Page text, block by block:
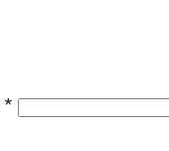
*Obligatoriskt